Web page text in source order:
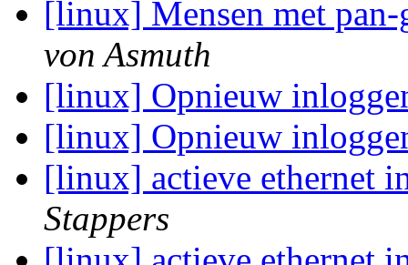
[linux] Mensen met
von Asmuth
[linux] Opnieuw
[linux] Opnieuw
[linux] actieve ethernet
Stappers